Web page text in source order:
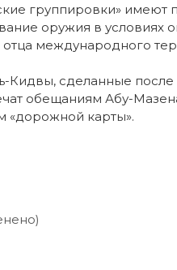
группировки»
оружия в условиях
международного
Кидвы, сделанные
обещаниям Абу-
«дорожной карты».